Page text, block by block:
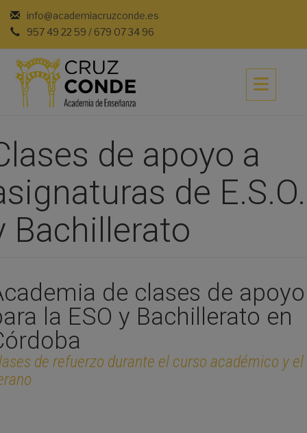
contenido
info@academiacruzconde.es
957 49 22 59 / 679 07 34 96
de apoyo a
de E.S.O.
Bachillerato
de clases de apoyo
la ESO y Bachillerato en
de refuerzo durante el curso académico y el